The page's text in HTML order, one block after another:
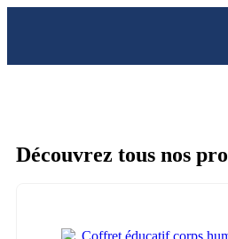
Découvrez tous nos